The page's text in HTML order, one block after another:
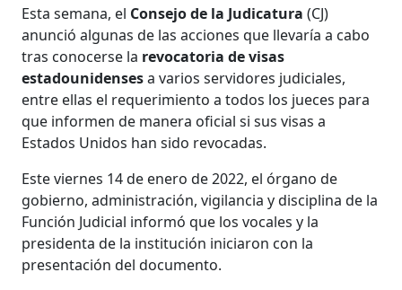
Esta semana, el Consejo de la Judicatura (CJ)
anunció algunas de las acciones que llevaría a cabo
tras conocerse la revocatoria de visas
estadounidensesa varios servidores judiciales,
entre ellas el requerimiento a todos los jueces para
que informen de manera oficial si sus visas a
Estados Unidos han sido revocadas.
Este viernes 14 de enero de 2022, el órgano de
gobierno, administración, vigilancia y disciplina de la
Función Judicial informó que los vocales y la
presidenta de la institución iniciaron con la
presentación del documento.